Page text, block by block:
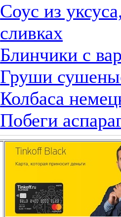
Соус из
сливках
Блинчики с
Груши
Колбаса
Побеги